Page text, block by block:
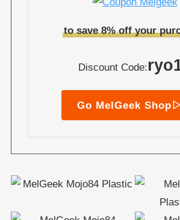
to save 8% off your
Discount Code:
Go MelGeek